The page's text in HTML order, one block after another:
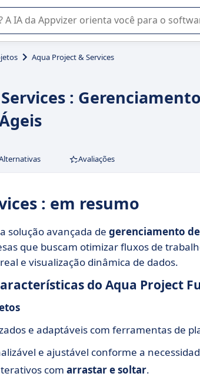
no uso ou na seleção de software SaaS
Aqua Project & Services
:
Avaliações
: em resumo
solução avançada de gerenciamento
que buscam otimizar fluxos de
e visualização dinâmica de dados.
do Aqua Project
e adaptáveis com ferramentas de
e ajustável conforme a
com arrastar e soltar.